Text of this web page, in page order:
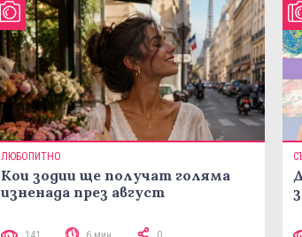
ЛЮБОПИТНО
Кои зодии ще получат голяма
изненада през август